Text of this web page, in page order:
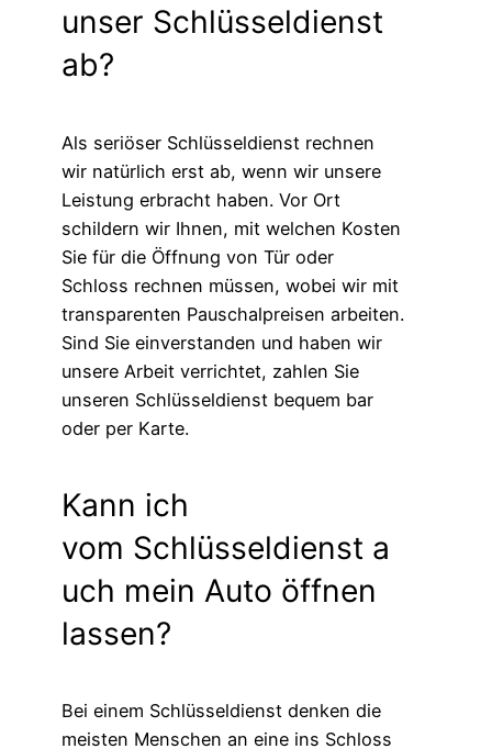
unser Schlüsseldienst
ab?
Als seriöser Schlüsseldienst rechnen
wir natürlich erst ab, wenn wir unsere
Leistung erbracht haben. Vor Ort
schildern wir Ihnen, mit welchen Kosten
Sie für die Öffnung von Tür oder
Schloss rechnen müssen, wobei wir mit
transparenten Pauschalpreisen arbeiten.
Sind Sie einverstanden und haben wir
unsere Arbeit verrichtet, zahlen Sie
unseren Schlüsseldienst bequem bar
oder per Karte.
Kann ich
vom Schlüsseldienst a
uch mein Auto öffnen
lassen?
Bei einem Schlüsseldienst denken die
meisten Menschen an eine ins Schloss